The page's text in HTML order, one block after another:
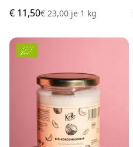
€ 11,50€ 23,00 je 1 kg